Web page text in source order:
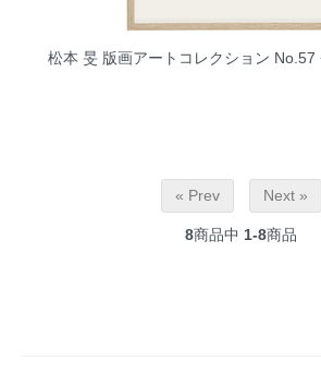
松本 旻 版画アートコレクション No.57
« Prev Next »
8商品中 1-8商品